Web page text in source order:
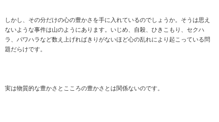
しかし、その分だけの心の豊かさを手に入れているのでしょうか。そうは思え
ないような事件は山のようにあります。いじめ、自殺、ひきこもり、セクハ
ラ、パワハラなど数え上げればきりがないほど心の乱れにより起こっている問
題だらけです。
実は物質的な豊かさとこころの豊かさとは関係ないのです。